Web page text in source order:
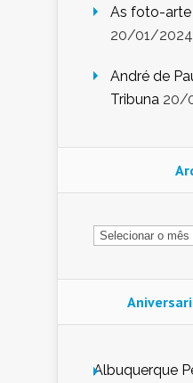
As foto-arte
20/01/2024
André de
Tribuna 20/
Arquivo
Albuquerque